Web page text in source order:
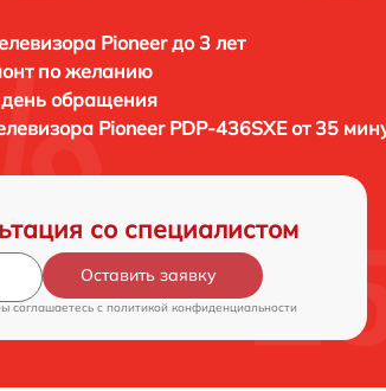
Pioneer до 3 лет
по желанию
день обращения
Pioneer PDP-436SXE от 35
со специалистом
Оставить заявку
соглашаетесь c политикой конфиденциальности